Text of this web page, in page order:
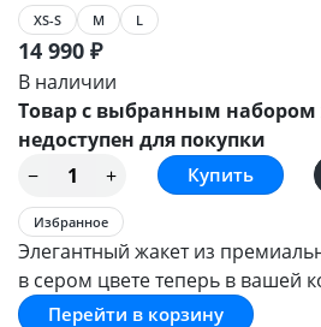
XS-S M L
14 990 ₽
В наличии
Товар с выбранным набором
недоступен для покупки
Избранное
Элегантный жакет из
в сером цвете теперь в вашей
Перейти в корзину